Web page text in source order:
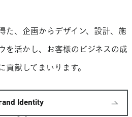
た、企画からデザイン、設計、施
を活かし、お客様のビジネスの成
貢献してまいります。
Identity